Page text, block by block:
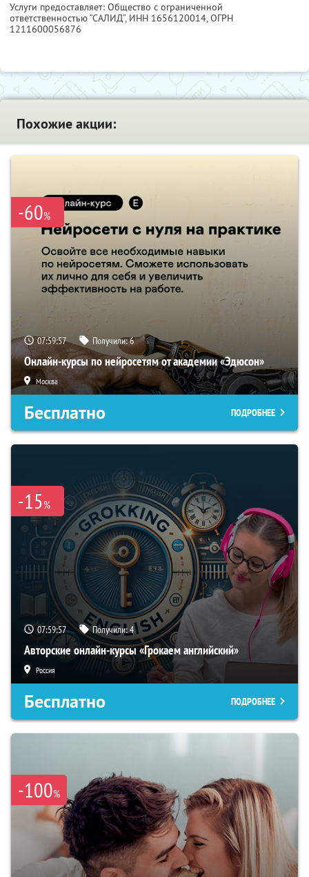
Услуги предоставляет: Общество с ограниченной
ответственностью “САЛИД”, ИНН 1656120014, ОГРН
1211600056876
Похожие акции:
-60%
07:59:56 Получили:6
Онлайн-курсы по нейросетям от академии «Эдюсон»
Москва
Бесплатно ПОДРОБНЕЕ
-15%
07:59:56 Получили:4
Авторские онлайн-курсы «Грокаем английский»
Россия
Бесплатно ПОДРОБНЕЕ
-100%